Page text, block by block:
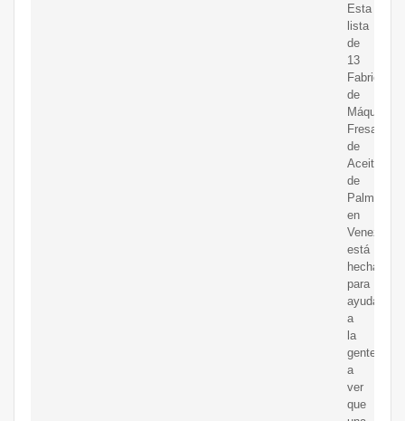
Esta
lista
de
13
de
Máquinas
Fresadoras
de
Aceite
de
Palma
en
Venezuela,
está
hecha
para
ayudar
a
la
gente
a
ver
que